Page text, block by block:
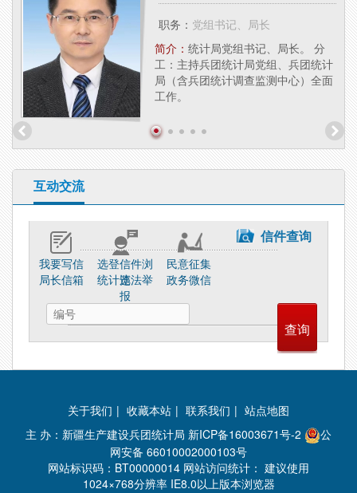
职务： 党组书记、局长
简介：统计局党组书记、局长。 分
工：主持兵团统计局党组、兵团统计
局（含兵团统计调查监测中心）全面
工作。
互动交流
我要写信
局长信箱
选登信件浏
览
统计违法举
报
民意征集
政务微信
信件查询
关于我们 | 收藏本站 | 联系我们 | 站点地图
主 办：新疆生产建设兵团统计局 新ICP备16003671号-2
公
网安备 66010002000103号
网站标识码：BT00000014 网站访问统计： 建议使用
1024×768分辨率 IE8.0以上版本浏览器